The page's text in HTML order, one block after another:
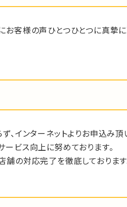
客様の声ひとつひとつに真摯
、インターネットよりお申込み
ビス向上に努めております。
の対応完了を徹底しております